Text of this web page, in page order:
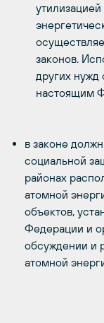
законов.
других нужд
настоящим
в законе
социальной
районах
атомной
объектов,
Федерации и
обсуждении и
атомной